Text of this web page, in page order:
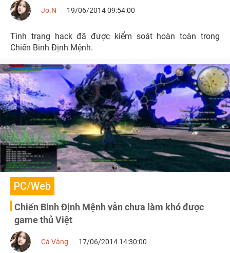
Jo.N 19/06/2014 09:54:00
Tình trạng hack đã được kiểm soát hoàn toàn trong
Chiến Binh Định Mệnh.
PC/Web
Chiến Binh Định Mệnh vẫn chưa làm khó được
game thủ Việt
Cá Vàng 17/06/2014 14:30:00